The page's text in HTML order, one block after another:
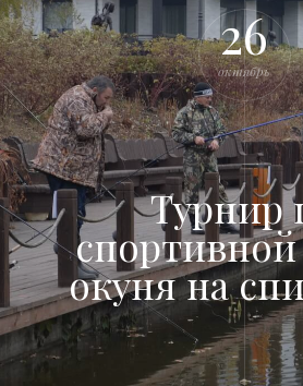
Турнир
окуня на
26
октябрь